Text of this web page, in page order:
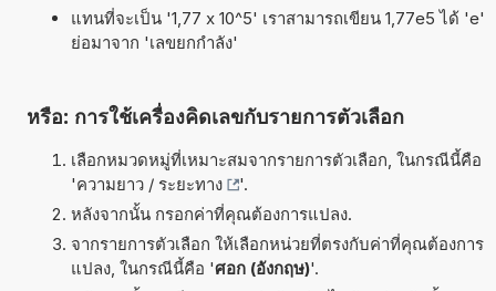
แทนที่จะเป็น '1,77 x 10^5' เราสามารถเขียน 1,77e5 ได้ 'e'
ย่อมาจาก 'เลขยกกำลัง'
หรือ: การใช้เครื่องคิดเลขกับรายการตัวเลือก
เลือกหมวดหมู่ที่เหมาะสมจากรายการตัวเลือก, ในกรณีนี้คือ
'ความยาว / ระยะทาง
'.
หลังจากนั้น กรอกค่าที่คุณต้องการแปลง.
จากรายการตัวเลือก ให้เลือกหน่วยที่ตรงกับค่าที่คุณต้องการ
แปลง, ในกรณีนี้คือ 'ศอก (อังกฤษ)'.